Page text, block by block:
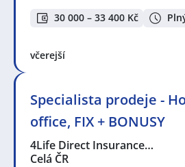
30 000 – 33 400 Kč
včerejší
Specialista prodeje -
office, FIX + BONUSY
4Life Direct Insurance…
Celá ČR